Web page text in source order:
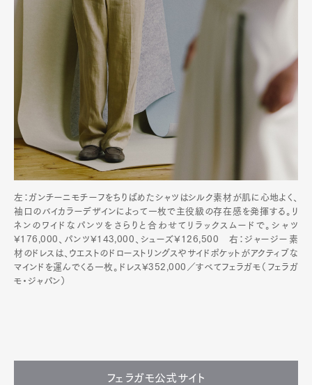
左：ガンチーニモチーフをちりばめたシャツはシルク素材が肌に心地よく、
袖口のバイカラーデザインによって一枚で主役級の存在感を発揮する。リ
ネンのワイドなパンツをさらりと合わせてリラックスムードで。シャツ
¥176,000、パンツ¥143,000、シューズ¥126,500 右：ジャージー素
材のドレスは、ウエストのドローストリングスやサイドポケットがアクティブな
マインドを運んでくる一枚。ドレス¥352,000／すべてフェラガモ（フェラガ
モ・ジャパン）
フェラガモ公式サイト